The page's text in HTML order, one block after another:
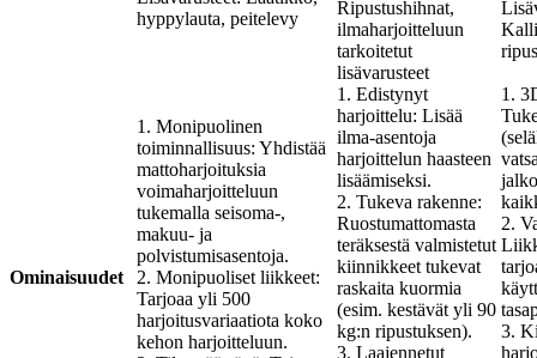
hyppylauta, peitelevy
Ripustushihnat,
ilmaharjoitteluun
tarkoitetut
lisävarusteet
Ominaisuudet
1. Monipuolinen
toiminnallisuus: Yhdistää
mattoharjoituksia
voimaharjoitteluun
tukemalla seisoma-,
makuu- ja
polvistumisasentoja.
2. Monipuoliset liikkeet:
Tarjoaa yli 500
harjoitusvariaatiota koko
kehon harjoitteluun.
1. Edistynyt
harjoittelu: Lisää
ilma-asentoja
harjoittelun haasteen
lisäämiseksi.
2. Tukeva rakenne:
Ruostumattomasta
teräksestä valmistetut
kiinnikkeet tukevat
raskaita kuormia
(esim. kestävät yli 90
kg:n ripustuksen).
3. Laajennetut
1.
2.
3.